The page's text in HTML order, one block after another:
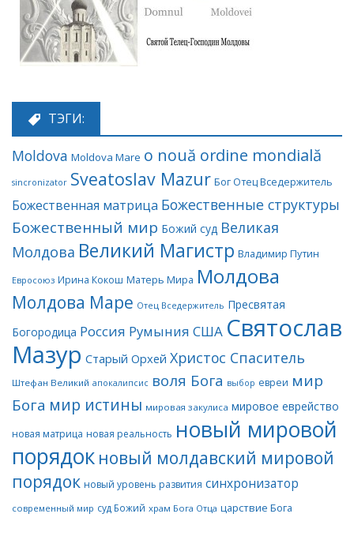
ТЭГИ:
Moldova Moldova Mare o nouă ordine mondială
sincronizator Sveatoslav Mazur Бог Отец Вседержитель
Божественная матрица Божественные структуры
Божественный мир Божий суд Великая
Молдова Великий Магистр Владимир Путин
Евросоюз Ирина Кокош Матерь Мира Молдова
Молдова Маре Отец Вседержитель Пресвятая
Богородица Россия Румыния США Святослав
Мазур Старый Орхей Христос Спаситель
Штефан Великий апокалипсис воля Бога выбор евреи мир
Бога мир истины мировая закулиса мировое еврейство
новая матрица новая реальность новый мировой
порядок новый молдавский мировой
порядок новый уровень развития синхронизатор
современный мир суд Божий храм Бога Отца царствие Бога